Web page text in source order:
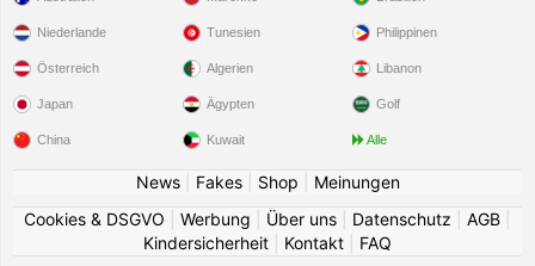
Niederlande
Österreich
Japan
China
Tunesien
Algerien
Ägypten
Kuwait
Philippinen
Libanon
Golf
Alle
News| Fakes| Shop
Meinungen
Cookies & DSGVO
Werbung Über uns Datenschutz AGB
Kindersicherheit
Kontakt FAQ